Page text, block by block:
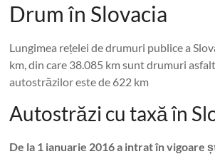
Drum în Slovacia
Lungimea rețelei de drumuri publice a
km, din care 38.085 km sunt drumuri
autostrăzilor este de 622 km
Autostrăzi cu taxă în
De la 1 ianuarie 2016 a intrat în vigoare